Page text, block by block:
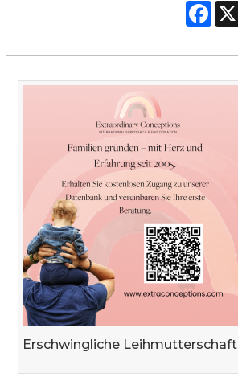
Erschwingliche Leihmutterschaft